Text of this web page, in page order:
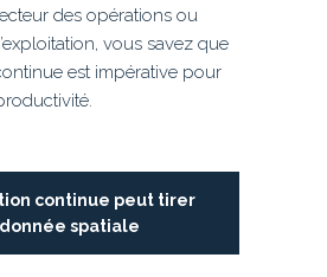
des opérations ou
vous savez que
est impérative pour
continue peut tirer
spatiale